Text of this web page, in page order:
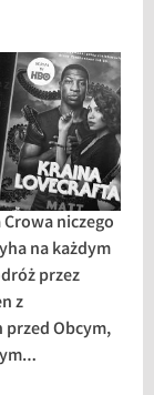
niczego
na każdym
przez
z
Obcym,